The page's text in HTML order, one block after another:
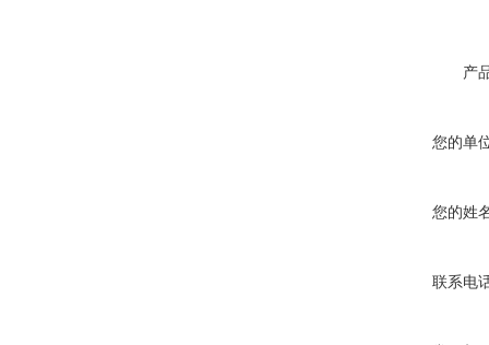
产
您的单
您的姓
联系电